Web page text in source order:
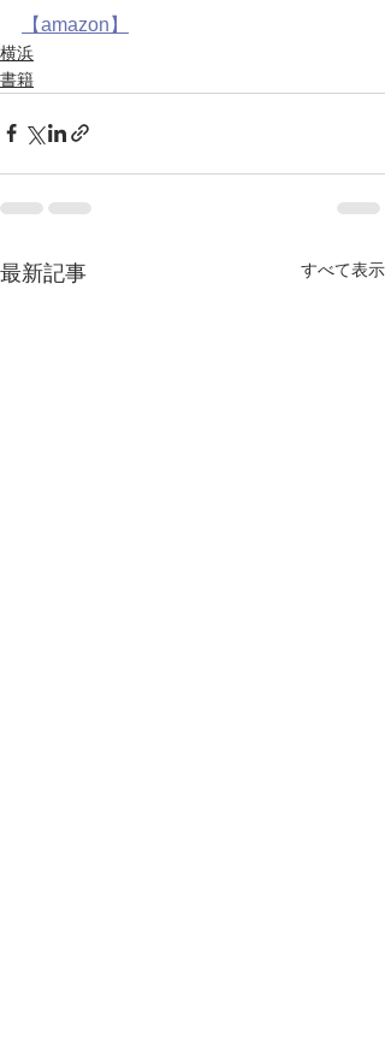
【amazon】
横浜
書籍
最新記事 すべて表示